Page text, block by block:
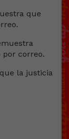
la justicia